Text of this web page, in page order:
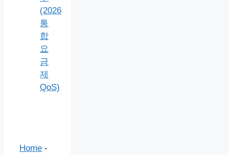
(2026
통
합
요
금
제
QoS)
Home -